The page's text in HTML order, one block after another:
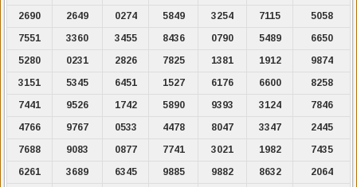
2690
2649 0274 5849 3254 7115
5058
7551
3360 3455 8436 0790 5489
6650
5280
0231 2826 7825 1381 1912
9874
3151
5345 6451 1527 6176 6600
8258
7441
9526 1742 5890 9393 3124
7846
4766
9767 0533 4478 8047 3347
2445
7688
9083 0877 7741 3021 1982
7435
6261
3689 6345 9885 9882 8632
2064